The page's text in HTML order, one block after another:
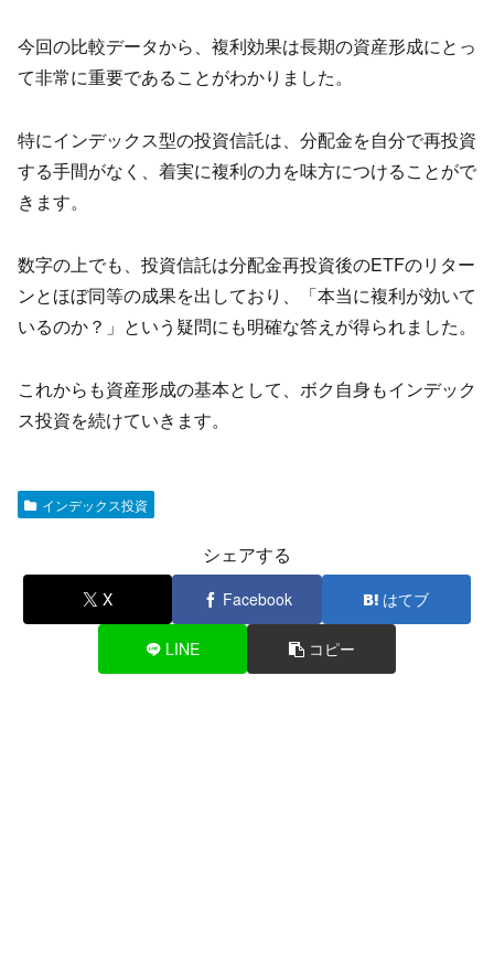
今回の比較データから、複利効果は長期の資産形成にとっ
て非常に重要であることがわかりました。
特にインデックス型の投資信託は、分配金を自分で再投資
する手間がなく、着実に複利の力を味方につけることがで
きます。
数字の上でも、投資信託は分配金再投資後のETFのリター
ンとほぼ同等の成果を出しており、「本当に複利が効いて
いるのか？」という疑問にも明確な答えが得られました。
これからも資産形成の基本として、ボク自身もインデック
ス投資を続けていきます。
インデックス投資
シェアする
X Facebook はてブ
LINE コピー